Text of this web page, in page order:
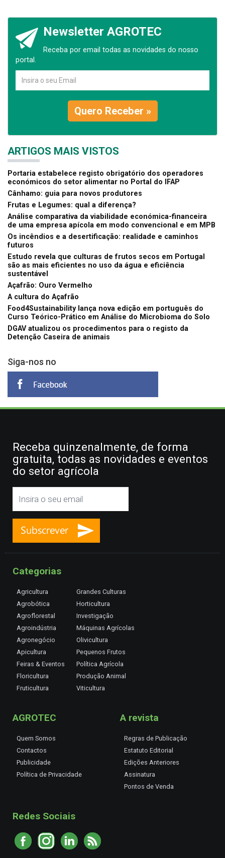
Newsletter AGROTEC
Receba por email todas as novidades do nosso
portal.
Quero Receber »
ARTIGOS MAIS VISTOS
Portaria estabelece registo obrigatório dos operadores
económicos do setor alimentar no Portal do IFAP
Cânhamo: guia para novos produtores
Frutas e Legumes: qual a diferença?
Análise comparativa da viabilidade económica-financeira
de uma empresa apícola em modo convencional e em MPB
Os incêndios e a desertificação: realidade e caminhos
futuros
Estudo revela que culturas de frutos secos em Portugal
são as mais eficientes no uso da água e eficiência
sustentável
Açafrão: Ouro Vermelho
A cultura do Açafrão
Food4Sustainability lança nova edição em português do
Curso Teórico-Prático em Análise do Microbioma do Solo
DGAV atualizou os procedimentos para o registo da
Detenção Caseira de animais
Siga-nos no
Receba quinzenalmente, de forma
gratuita, todas as novidades e eventos
do setor agrícola
Categorias
Agricultura
Agrobótica
Agroflorestal
Agroindústria
Agronegócio
Apicultura
Feiras & Eventos
Floricultura
Fruticultura
Grandes Culturas
Horticultura
Investigação
Máquinas Agrícolas
Olivicultura
Pequenos Frutos
Política Agrícola
Produção Animal
Viticultura
AGROTEC
Quem Somos
Contactos
Publicidade
Política de Privacidade
A revista
Regras de Publicação
Estatuto Editorial
Edições Anteriores
Assinatura
Pontos de Venda
Redes Sociais